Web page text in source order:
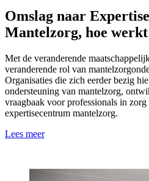
Omslag naar
Mantelzorg, hoe
Met de veranderende
veranderende rol van
Organisaties die zich eerder bezig
ondersteuning van mantelzorg,
vraagbaak voor professionals in
expertisecentrum mantelzorg.
Lees meer